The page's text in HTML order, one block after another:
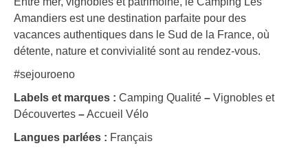
Amandiers est une destination parfaite pour des
vacances authentiques dans le Sud de la France, où
détente, nature et convivialité sont au rendez-vous.
#sejouroeno
Labels et marques : Camping Qualité – Vignobles et
Découvertes –Accueil Vélo
Langues parlées : Français